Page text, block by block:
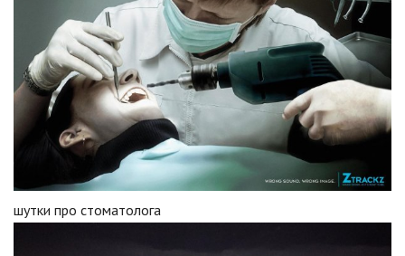
шутки про стоматолога